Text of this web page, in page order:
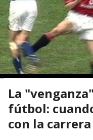
La
fútbol:
con la